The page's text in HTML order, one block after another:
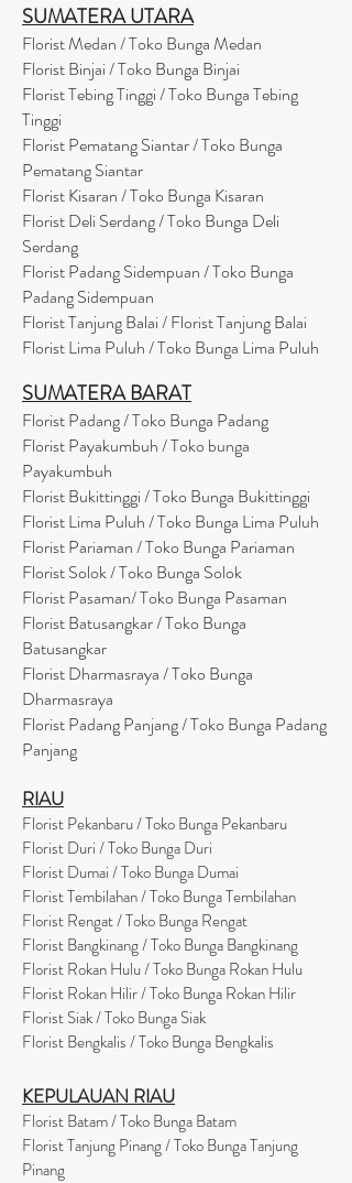
SUMATERA UTARA
Florist Medan / Toko Bunga Medan
Florist Binjai / Toko Bunga Binjai
Florist Tebing Tinggi / Toko Bunga Tebing
Tinggi
Florist Pematang Siantar / Toko Bunga
Pematang Siantar
Florist Kisaran / Toko Bunga Kisaran
Florist Deli Serdang / Toko Bunga Deli
Serdang
Florist Padang Sidempuan / Toko Bunga
Padang Sidempuan
Florist Tanjung Balai / Florist Tanjung Balai
Florist Lima Puluh / Toko Bunga Lima Puluh
SUMATERA BARAT
Florist Padang / Toko Bunga Padang
Florist Payakumbuh / Toko bunga
Payakumbuh
Florist Bukittinggi / Toko Bunga Bukittinggi
Florist Lima Puluh / Toko Bunga Lima Puluh
Florist Pariaman / Toko Bunga Pariaman
Florist Solok / Toko Bunga Solok
Florist Pasaman/ Toko Bunga Pasaman
Florist Batusangkar / Toko Bunga
Batusangkar
Florist Dharmasraya / Toko Bunga
Dharmasraya
Florist Padang Panjang / Toko Bunga Padang
Panjang
RIAU
Florist Pekanbaru / Toko Bunga Pekanbaru
Florist Duri / Toko Bunga Duri
Florist Dumai / Toko Bunga Dumai
Florist Tembilahan / Toko Bunga Tembilahan
Florist Rengat / Toko Bunga Rengat
Florist Bangkinang / Toko Bunga Bangkinang
Florist Rokan Hulu / Toko Bunga Rokan Hulu
Florist Rokan Hilir / Toko Bunga Rokan Hilir
Florist Siak / Toko Bunga Siak
Florist Bengkalis / Toko Bunga Bengkalis
KEPULAUAN RIAU
Florist Batam / Toko Bunga Batam
Florist Tanjung Pinang / Toko Bunga Tanjung
Pinang